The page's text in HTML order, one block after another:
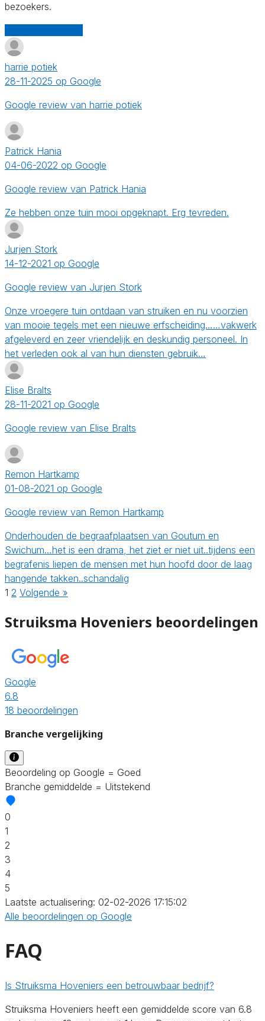
bezoekers.
harrie potiek
28-11-2025 op Google
Google review van harrie potiek
Patrick Hania
04-06-2022 op Google
Google review van Patrick Hania
Ze hebben onze tuin mooi opgeknapt. Erg tevreden.
Jurjen Stork
14-12-2021 op Google
Google review van Jurjen Stork
Onze vroegere tuin ontdaan van struiken en nu voorzien
van mooie tegels met een nieuwe erfscheiding……vakwerk
afgeleverd en zeer vriendelijk en deskundig personeel. In
het verleden ook al van hun diensten gebruik…
Elise Bralts
28-11-2021 op Google
Google review van Elise Bralts
Remon Hartkamp
01-08-2021 op Google
Google review van Remon Hartkamp
Onderhouden de begraafplaatsen van Goutum en
Swichum…het is een drama, het ziet er niet uit..tijdens een
begrafenis liepen de mensen met hun hoofd door de laag
hangende takken..schandalig
1 2 Volgende »
Struiksma Hoveniers beoordelingen
Google
6.8
18 beoordelingen
Branche vergelijking
Beoordeling op Google = Goed
Branche gemiddelde = Uitstekend
0
1
2
3
4
5
Laatste actualisering: 02-02-2026 17:15:02
Alle beoordelingen op Google
FAQ
Is Struiksma Hoveniers een betrouwbaar bedrijf?
Struiksma Hoveniers heeft een gemiddelde score van 6.8